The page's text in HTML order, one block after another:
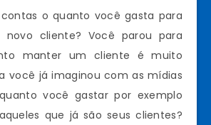
o quanto você gasta para
novo cliente? Você parou para
manter um cliente é muito
você já imaginou com as mídias
você gastar por exemplo
que já são seus clientes?